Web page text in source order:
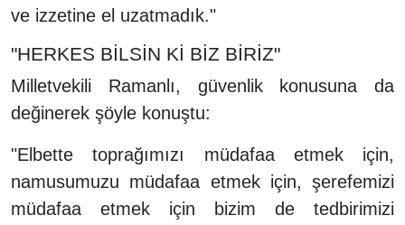
ve izzetine el uzatmadık."
"HERKES BİLSİN Kİ BİZ BİRİZ"
Milletvekili Ramanlı, güvenlik konusuna da
değinerek şöyle konuştu:
"Elbette toprağımızı müdafaa etmek için,
namusumuzu müdafaa etmek için, şerefemizi
müdafaa etmek için bizim de tedbirimizi